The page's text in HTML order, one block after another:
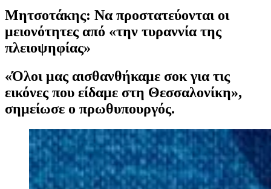
Μητσοτάκης: Να προστατεύονται οι
μειονότητες από «την τυραννία της
πλειοψηφίας»
«Όλοι μας αισθανθήκαμε σοκ για τις
εικόνες που είδαμε στη Θεσσαλονίκη»,
σημείωσε ο πρωθυπουργός.